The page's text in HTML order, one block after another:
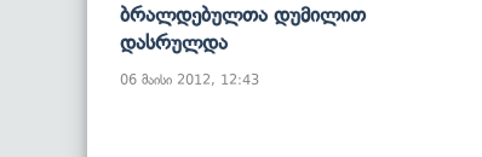
Ბრალდებულთა Დუმილით
Დასრულდა
06 მაისი 2012, 12:43